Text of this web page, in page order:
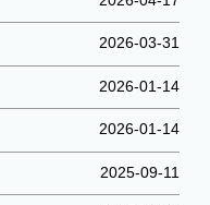
2026-03-31
2026-01-14
2026-01-14
2025-09-11